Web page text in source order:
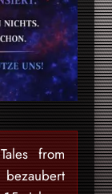
from